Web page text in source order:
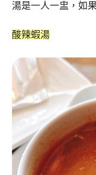
湯是一人一盅，如
酸辣蝦湯